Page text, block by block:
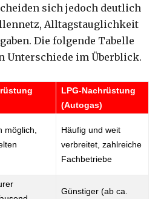
sich jedoch deutlich
Alltagstauglichkeit
Die folgende Tabelle
Unterschiede im Überblick.
LPG-Nachrüstung
(Autogas)
möglich,
Häufig und weit
verbreitet, zahlreiche
Fachbetriebe
Günstiger (ab ca.